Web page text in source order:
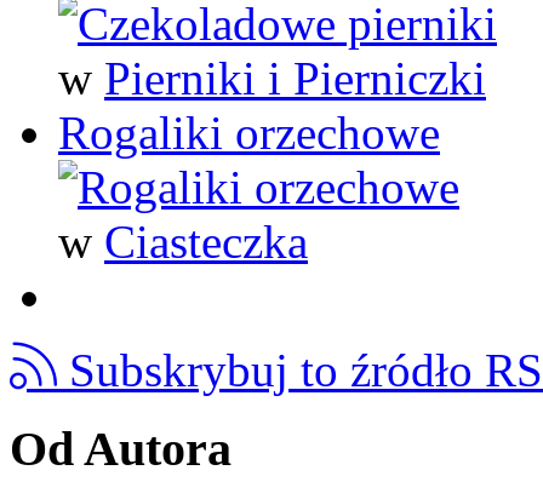
w Pierniki i Pierniczki
Rogaliki orzechowe
w Ciasteczka
Subskrybuj to źródło
Od Autora